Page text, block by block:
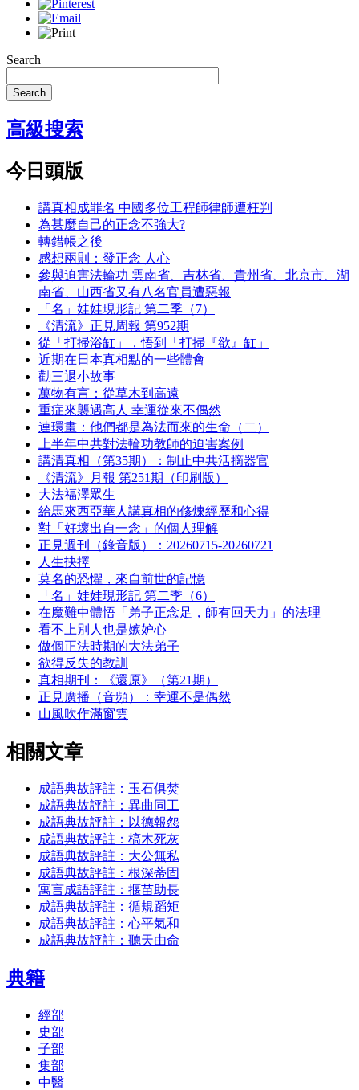
Search
Search
高級搜索
今日頭版
講真相成罪名 中國多位工程師律師遭枉判
為甚麼自己的正念不強大?
轉錯帳之後
感想兩則：發正念 人心
參與迫害法輪功 雲南省、吉林省、貴州省、北京市、湖
南省、山西省又有八名官員遭惡報
「名」娃娃現形記 第二季（7）
《清流》正見周報 第952期
從「打掃浴缸」，悟到「打掃『欲』缸」
近期在日本真相點的一些體會
勸三退小故事
萬物有言：從草木到高遠
重症來襲遇高人 幸運從來不偶然
連環畫：他們都是為法而來的生命（二）
上半年中共對法輪功教師的迫害案例
講清真相（第35期）：制止中共活摘器官
《清流》月報 第251期（印刷版）
大法福澤眾生
給馬來西亞華人講真相的修煉經歷和心得
對「好壞出自一念」的個人理解
正見週刊（錄音版）：20260715-20260721
人生抉擇
莫名的恐懼，來自前世的記憶
「名」娃娃現形記 第二季（6）
在魔難中體悟「弟子正念足，師有回天力」的法理
看不上別人也是嫉妒心
做個正法時期的大法弟子
欲得反失的教訓
真相期刊：《還原》（第21期）
正見廣播（音頻）：幸運不是偶然
山風吹作滿窗雲
相關文章
成語典故評註：玉石俱焚
成語典故評註：異曲同工
成語典故評註：以德報怨
成語典故評註：槁木死灰
成語典故評註：大公無私
成語典故評註：根深蒂固
寓言成語評註：揠苗助長
成語典故評註：循規蹈矩
成語典故評註：心平氣和
成語典故評註：聽天由命
典籍
經部
史部
子部
集部
中醫